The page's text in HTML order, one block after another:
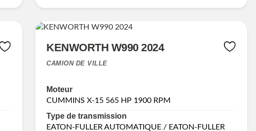
KENWORTH W990 2024
CAMION DE VILLE
Moteur
CUMMINS X-15 565 HP 1900 RPM
Type de transmission
EATON-FULLER AUTOMATIQUE / EATON-FULLER